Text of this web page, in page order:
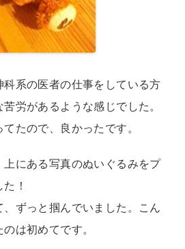
系の医者の仕事をしている方
労があるような感じでした。
たので、良かったです。
にある写真のぬいぐるみをプ
！
ずっと掴んでいました。こん
は初めてです。